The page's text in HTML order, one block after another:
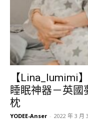
【Lina_lumimi
睡眠神器－英國
枕
YODEE-Anser - 2022 年 3 月